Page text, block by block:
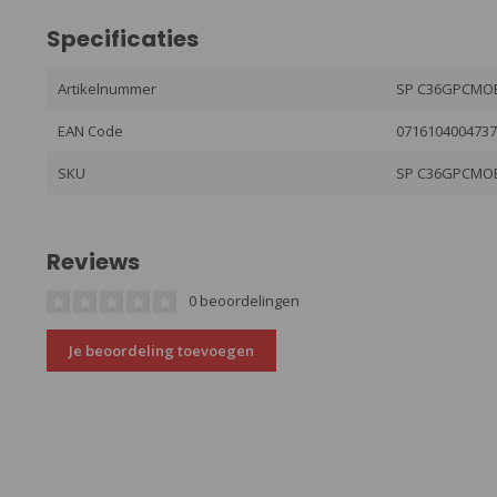
Specificaties
Artikelnummer SP
EAN Code 0716104004737
SKU SP
Reviews
0 beoordelingen
Je beoordeling toevoegen